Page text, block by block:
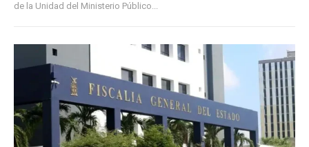
de la Unidad del Ministerio Público...